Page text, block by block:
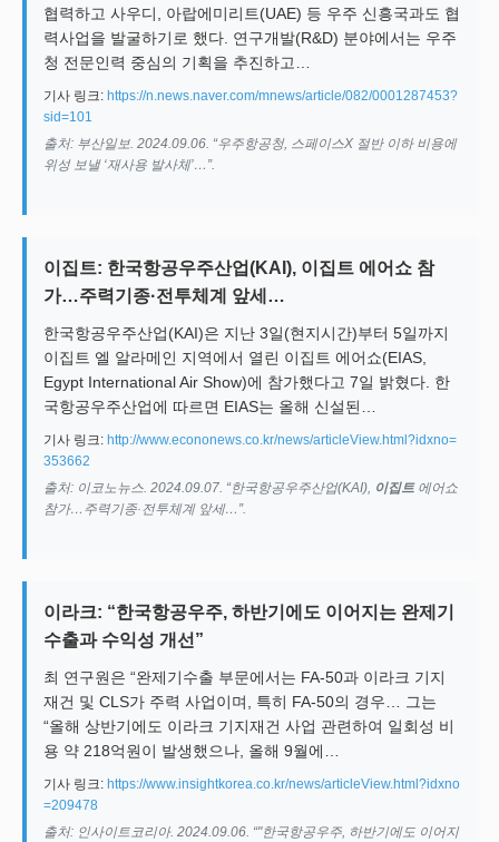
협력하고 사우디, 아랍에미리트(UAE) 등 우주 신흥국과도 협
력사업을 발굴하기로 했다. 연구개발(R&D) 분야에서는 우주
청 전문인력 중심의 기획을 추진하고…
기사 링크: https://n.news.naver.com/mnews/article/082/0001287453?
sid=101
출처: 부산일보. 2024.09.06. “우주항공청, 스페이스X 절반 이하 비용에
위성 보낼 ‘재사용 발사체’…”.
이집트: 한국항공우주산업(KAI), 이집트 에어쇼 참
가…주력기종·전투체계 앞세…
한국항공우주산업(KAI)은 지난 3일(현지시간)부터 5일까지
이집트 엘 알라메인 지역에서 열린 이집트 에어쇼(EIAS,
Egypt International Air Show)에 참가했다고 7일 밝혔다. 한
국항공우주산업에 따르면 EIAS는 올해 신설된…
기사 링크: http://www.econonews.co.kr/news/articleView.html?idxno=
353662
출처: 이코노뉴스. 2024.09.07. “한국항공우주산업(KAI), 이집트에어쇼
참가…주력기종·전투체계 앞세…”.
이라크: “한국항공우주, 하반기에도 이어지는 완제기
수출과 수익성 개선”
최 연구원은 “완제기수출 부문에서는 FA-50과 이라크 기지
재건 및 CLS가 주력 사업이며, 특히 FA-50의 경우… 그는
“올해 상반기에도 이라크 기지재건 사업 관련하여 일회성 비
용 약 218억원이 발생했으나, 올해 9월에…
기사 링크: https://www.insightkorea.co.kr/news/articleView.html?idxno
=209478
출처: 인사이트코리아. 2024.09.06. “"한국항공우주, 하반기에도 이어지